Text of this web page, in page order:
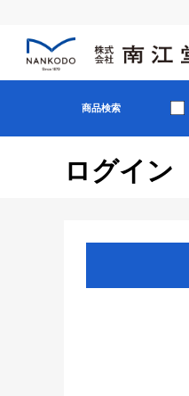
商品検索
ログイン